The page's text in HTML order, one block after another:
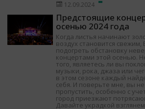
12.09.2024
Предстоящие
осенью 2024 года
Когда листья начинают
воздух становится свежим,
подогреть обстановку
концертами этой осенью.
того, являетесь ли вы
музыки, рока, джаза или
в этом сезоне каждый
себя. И поверьте мне, вы
пропустить, особенно с
город приезжают
Давайте украдкой